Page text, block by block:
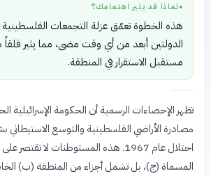
● لماذا قد يثير اهتمامك؟
هذه الخطوة تعمّق عزلة التجمعات
الدولتين أبعد من أي وقت مضى، مما يثير قلقاً
مستقبل الاستقرار في المنطقة.
تظهر الإحصاءات الرسمية أن الحكومة الإسرائيلية
مصادرة الأراضي الفلسطينية والتوسع
احتلال عام 1967. هذه المستوطنات لا
المسماة (ج)، بل تشمل أجزاء من المنطقة (ب)